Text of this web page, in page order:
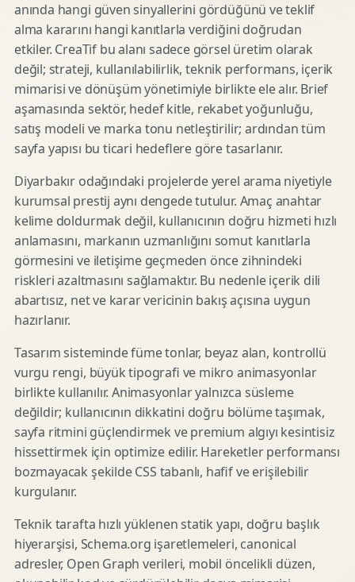
anında hangi güven sinyallerini gördüğünü ve teklif
alma kararını hangi kanıtlarla verdiğini doğrudan
etkiler. CreaTif bu alanı sadece görsel üretim olarak
değil; strateji, kullanılabilirlik, teknik performans, içerik
mimarisi ve dönüşüm yönetimiyle birlikte ele alır. Brief
aşamasında sektör, hedef kitle, rekabet yoğunluğu,
satış modeli ve marka tonu netleştirilir; ardından tüm
sayfa yapısı bu ticari hedeflere göre tasarlanır.
Diyarbakır odağındaki projelerde yerel arama niyetiyle
kurumsal prestij aynı dengede tutulur. Amaç anahtar
kelime doldurmak değil, kullanıcının doğru hizmeti hızlı
anlamasını, markanın uzmanlığını somut kanıtlarla
görmesini ve iletişime geçmeden önce zihnindeki
riskleri azaltmasını sağlamaktır. Bu nedenle içerik dili
abartısız, net ve karar vericinin bakış açısına uygun
hazırlanır.
Tasarım sisteminde füme tonlar, beyaz alan, kontrollü
vurgu rengi, büyük tipografi ve mikro animasyonlar
birlikte kullanılır. Animasyonlar yalnızca süsleme
değildir; kullanıcının dikkatini doğru bölüme taşımak,
sayfa ritmini güçlendirmek ve premium algıyı kesintisiz
hissettirmek için optimize edilir. Hareketler performansı
bozmayacak şekilde CSS tabanlı, hafif ve erişilebilir
kurgulanır.
Teknik tarafta hızlı yüklenen statik yapı, doğru başlık
hiyerarşisi, Schema.org işaretlemeleri, canonical
adresler, Open Graph verileri, mobil öncelikli düzen,